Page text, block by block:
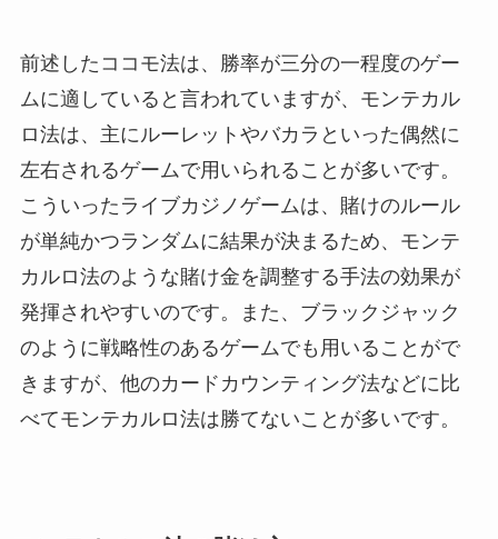
前述したココモ法は、勝率が三分の一程度のゲー
ムに適していると言われていますが、モンテカル
ロ法は、主にルーレットやバカラといった偶然に
左右されるゲームで用いられることが多いです。
こういったライブカジノゲームは、賭けのルール
が単純かつランダムに結果が決まるため、モンテ
カルロ法のような賭け金を調整する手法の効果が
発揮されやすいのです。また、ブラックジャック
のように戦略性のあるゲームでも用いることがで
きますが、他のカードカウンティング法などに比
べてモンテカルロ法は勝てないことが多いです。